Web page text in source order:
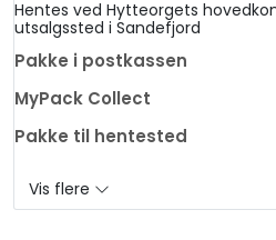
Hentes ved Hytteorgets
utsalgssted i Sandefjord
Pakke i postkassen
MyPack Collect
Pakke til hentested
Vis flere